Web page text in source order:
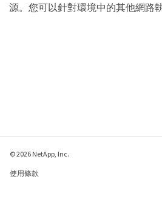
源。您可以針對環境中的其他網路
© 2026 NetApp, Inc.
使用條款